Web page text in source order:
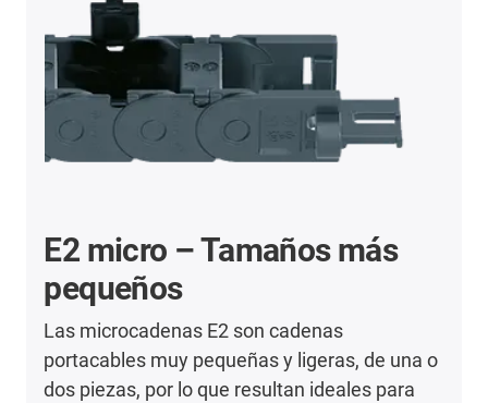
E2 micro – Tamaños más
pequeños
Las microcadenas E2 son cadenas
portacables muy pequeñas y ligeras, de una o
dos piezas, por lo que resultan ideales para